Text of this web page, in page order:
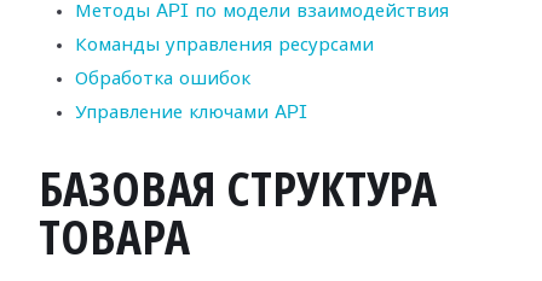
Методы API по модели взаимодействия
Команды управления ресурсами
Обработка ошибок
Управление ключами API
БАЗОВАЯ СТРУКТУРА
ТОВАРА